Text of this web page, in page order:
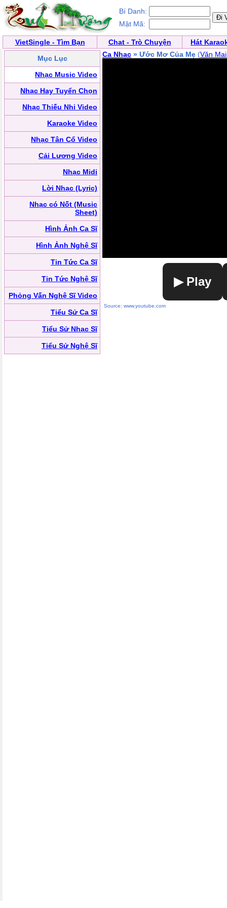
Bí Danh:
Mật Mã:
VietSingle - Tìm Bạn Chat - Trò Chuyện
Hát
Mục Lục
Nhạc Music Video
Nhạc Hay Tuyển Chọn
Nhạc Thiếu Nhi Video
Karaoke Video
Nhạc Tân Cổ Video
Cải Lương Video
Nhạc Midi
Lời Nhạc (Lyric)
Nhạc có Nốt (Music
Sheet)
Hình Ảnh Ca Sĩ
Hình Ảnh Nghệ Sĩ
Tin Tức Ca Sĩ
Tin Tức Nghệ Sĩ
Phỏng Vấn Nghệ Sĩ Video
Tiểu Sử Ca Sĩ
Tiểu Sử Nhạc Sĩ
Tiểu Sử Nghệ Sĩ
Ca Nhạc » Ước Mơ Của Mẹ (Văn
▶ Play
Source: www.youtube.com